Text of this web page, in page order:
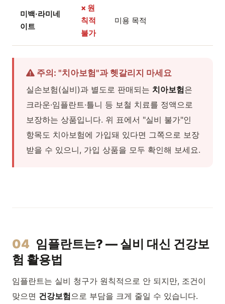
미백·라미네
이트
× 원
칙적
불가
미용 목적
주의: "치아보험"과 헷갈리지 마세요
실손보험(실비)과 별도로 판매되는 치아보험은
크라운·임플란트·틀니 등 보철 치료를 정액으로
보장하는 상품입니다. 위 표에서 "실비 불가"인
항목도 치아보험에 가입돼 있다면 그쪽으로 보장
받을 수 있으니, 가입 상품을 모두 확인해 보세요.
04 임플란트는? — 실비 대신 건강보
험 활용법
임플란트는 실비 청구가 원칙적으로 안 되지만, 조건이
맞으면 건강보험으로 부담을 크게 줄일 수 있습니다.